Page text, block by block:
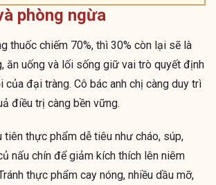
phòng ngừa
thuốc chiếm 70%, thì 30% còn lại sẽ là
ăn uống và lối sống giữ vai trò quyết định
của đại tràng. Cô bác anh chị càng duy trì
điều trị càng bền vững.
tiên thực phẩm dễ tiêu như cháo, súp,
nấu chín để giảm kích thích lên niêm
thực phẩm cay nóng, nhiều dầu mỡ,